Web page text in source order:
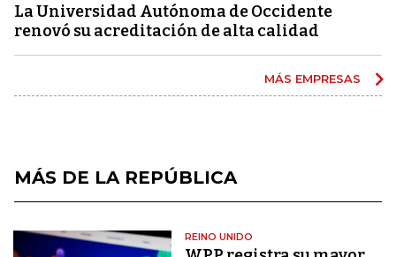
La Universidad Autónoma de Occidente
renovó su acreditación de alta calidad
MÁS EMPRESAS
MÁS DE LA REPÚBLICA
REINO UNIDO